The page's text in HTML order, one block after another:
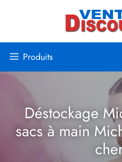
Produits
Déstockage
sacs à main